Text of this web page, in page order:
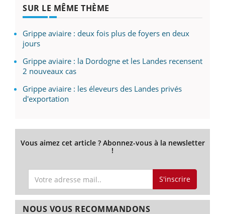
SUR LE MÊME THÈME
Grippe aviaire : deux fois plus de foyers en deux
jours
Grippe aviaire : la Dordogne et les Landes recensent
2 nouveaux cas
Grippe aviaire : les éleveurs des Landes privés
d'exportation
Vous aimez cet article ? Abonnez-vous à la newsletter
!
S'inscrire
NOUS VOUS RECOMMANDONS